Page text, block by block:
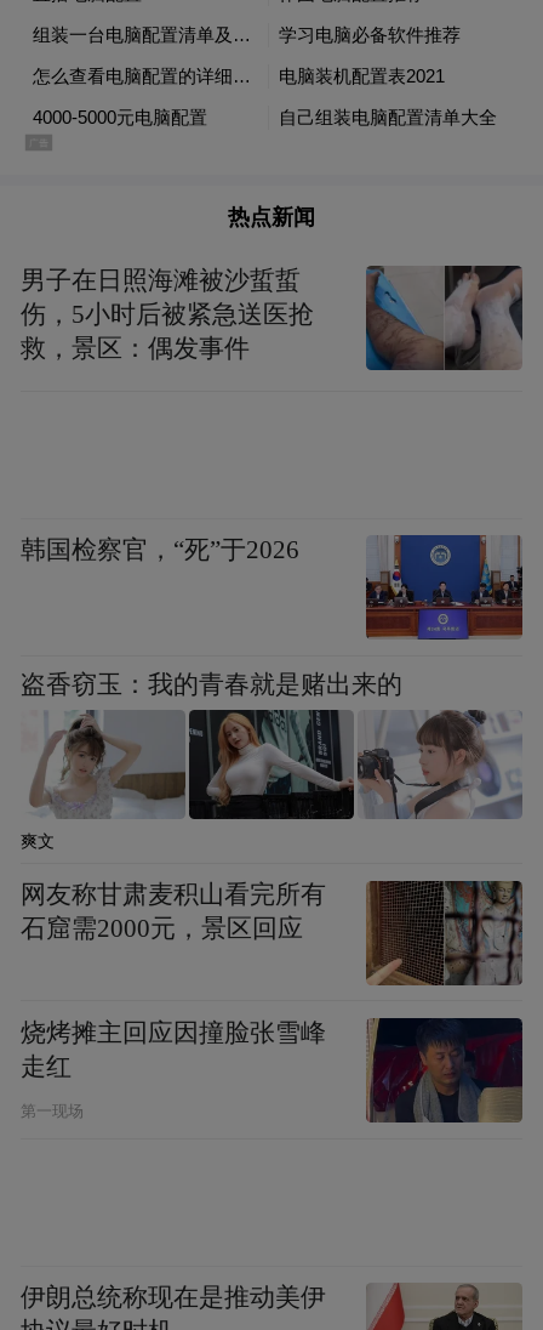
乘联会数据显示，5月1-19日市场零售90万
辆，同比去年下降5%，较上月同期增长
19%；今年以来累计零售726.7万辆，同比去
年增长6%。“本月狭义乘用车零售市场约为
月增长7.5%，新能源零售预计77.0万辆左
右，环比增长13.7%，同比增长32.7%，渗透
率预计进一步提升至46.7%。” （记者 张屹
鹏）
热点新闻
男子在日照海滩被沙蜇蜇
伤，5小时后被紧急送医抢
救，景区：偶发事件
韩国检察官，“死”于2026
盗香窃玉：我的青春就是赌出来的
爽文
网友称甘肃麦积山看完所有
石窟需2000元，景区回应
烧烤摊主回应因撞脸张雪峰
走红
第一现场
伊朗总统称现在是推动美伊